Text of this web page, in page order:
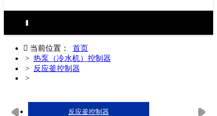
环境试验设备控制器
力学试验设备控制器
热泵（冷水机）控制器
食品烘焙设备控制器
工业烘烤设备控制器
生化药品类控制器
无纸记录仪
电房环境控制器
 当前位置： 首页
> 热泵（冷水机）控制器
> 反应釜控制器
>
反应釜温度控制器_恒温恒湿
反应釜控制器